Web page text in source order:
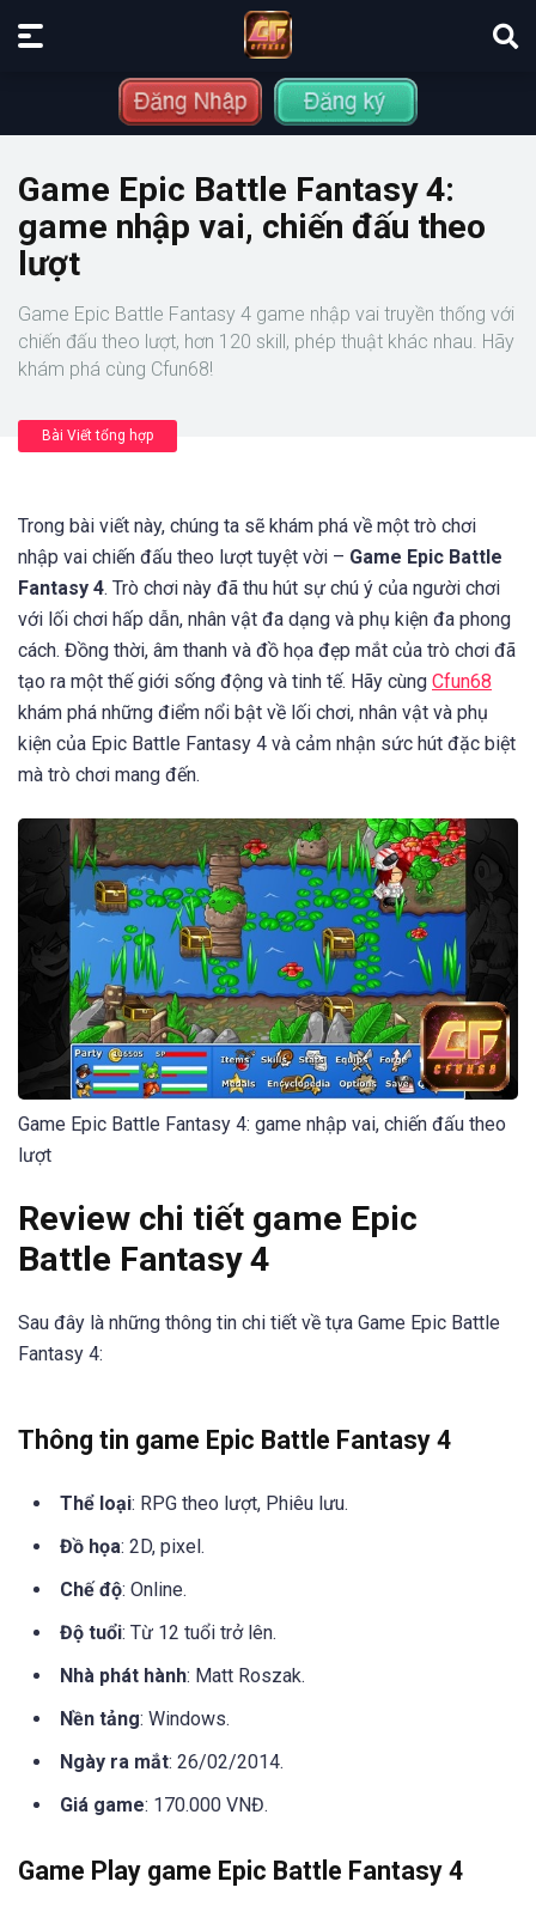
Game Epic Battle Fantasy 4:
game nhập vai, chiến đấu theo
lượt
Game Epic Battle Fantasy 4 game nhập vai truyền thống với
chiến đấu theo lượt, hơn 120 skill, phép thuật khác nhau. Hãy
khám phá cùng Cfun68!
Bài Viết tổng hợp
Trong bài viết này, chúng ta sẽ khám phá về một trò chơi
nhập vai chiến đấu theo lượt tuyệt vời – Game Epic Battle
Fantasy 4. Trò chơi này đã thu hút sự chú ý của người chơi
với lối chơi hấp dẫn, nhân vật đa dạng và phụ kiện đa phong
cách. Đồng thời, âm thanh và đồ họa đẹp mắt của trò chơi đã
tạo ra một thế giới sống động và tinh tế. Hãy cùng Cfun68
khám phá những điểm nổi bật về lối chơi, nhân vật và phụ
kiện của Epic Battle Fantasy 4 và cảm nhận sức hút đặc biệt
mà trò chơi mang đến.
Game Epic Battle Fantasy 4: game nhập vai, chiến đấu theo
lượt
Review chi tiết game Epic
Battle Fantasy 4
Sau đây là những thông tin chi tiết về tựa Game Epic Battle
Fantasy 4:
Thông tin game Epic Battle Fantasy 4
Thể loại: RPG theo lượt, Phiêu lưu​.
Đồ họa: 2D, pixel.
Chế độ: Online.
Độ tuổi: Từ 12 tuổi trở lên.
Nhà phát hành: Matt Roszak.
Nền tảng: Windows.
Ngày ra mắt: 26/02/2014.
Giá game: 170.000 VNĐ.
Game Play game Epic Battle Fantasy 4